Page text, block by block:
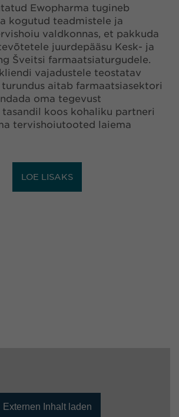
Ewopharma tugineb
kogutud teadmistele ja
valdkonnas, et pakkuda
juurdepääsu Kesk- ja
Šveitsi farmaatsiaturgudele.
vajadustele teostatav
aitab farmaatsiasektori
oma tegevust
tasandil koos kohaliku partneri
tervishoiutooted laiema
LOE LISAKS
Externen Inhalt laden